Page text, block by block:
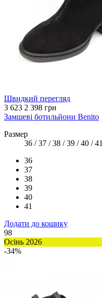
Швидкий перегляд
3 623 2 398 грн
Замшеві ботильйони Benito
Размер
36 / 37 / 38 / 39 / 40 / 41
36
37
38
39
40
41
Додати до кошику
98
Осінь 2026
-34%